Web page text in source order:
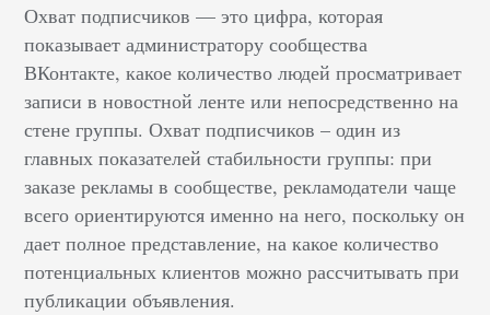
Охват подписчиков — это цифра, которая
показывает администратору сообщества
ВКонтакте, какое количество людей просматривает
записи в новостной ленте или непосредственно на
стене группы. Охват подписчиков – один из
главных показателей стабильности группы: при
заказе рекламы в сообществе, рекламодатели чаще
всего ориентируются именно на него, поскольку он
дает полное представление, на какое количество
потенциальных клиентов можно рассчитывать при
публикации объявления.